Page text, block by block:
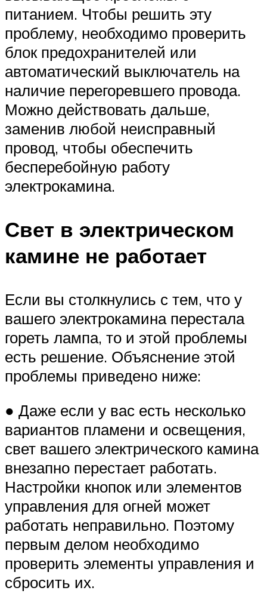
питанием. Чтобы решить эту
проблему, необходимо проверить
блок предохранителей или
автоматический выключатель на
наличие перегоревшего провода.
Можно действовать дальше,
заменив любой неисправный
провод, чтобы обеспечить
бесперебойную работу
электрокамина.
Свет в электрическом
камине не работает
Если вы столкнулись с тем, что у
вашего электрокамина перестала
гореть лампа, то и этой проблемы
есть решение. Объяснение этой
проблемы приведено ниже:
● Даже если у вас есть несколько
вариантов пламени и освещения,
свет вашего электрического камина
внезапно перестает работать.
Настройки кнопок или элементов
управления для огней может
работать неправильно. Поэтому
первым делом необходимо
проверить элементы управления и
сбросить их.